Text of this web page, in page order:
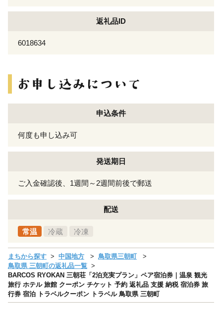
返礼品ID
6018634
申込条件
何度も申し込み可
発送期日
ご入金確認後、1週間～2週間前後で郵送
配送
常温 冷蔵 冷凍
まちから探す 中国地方
鳥取県三朝町
鳥取県 三朝町の返礼品一覧
BARCOS RYOKAN 三朝荘「2泊充実プラン」ペア宿泊券｜温泉 観光
旅行 ホテル 旅館 クーポン チケット 予約 返礼品 支援 納税 宿泊券 旅
行券 宿泊 トラベルクーポン トラベル 鳥取県 三朝町